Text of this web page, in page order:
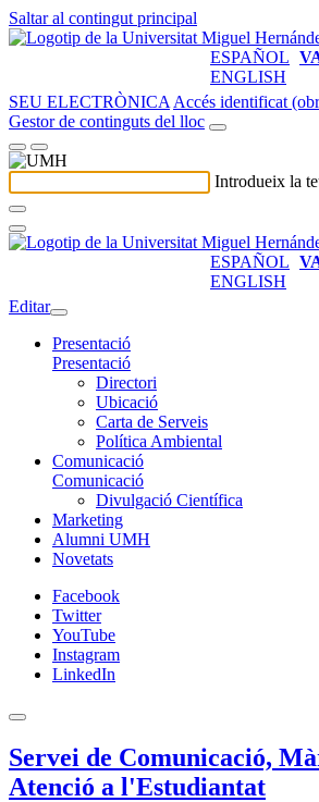
Saltar al contingut principal
ESPAÑOL
ENGLISH
SEU ELECTRÒNICA Accés identificat
Gestor de continguts del lloc
Introdueix la
ESPAÑOL
ENGLISH
Editar
Presentació
Presentació
Directori
Ubicació
Carta de Serveis
Política Ambiental
Comunicació
Comunicació
Divulgació Científica
Marketing
Alumni UMH
Novetats
Facebook
Twitter
YouTube
Instagram
LinkedIn
Servei de Comunicació,
Atenció a l'Estudiantat